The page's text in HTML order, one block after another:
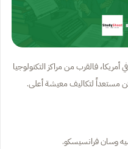
فالقرب من مراكز التكنولوجيا
لتكاليف معيشة أعلى.
وسان فرانسيسكو.